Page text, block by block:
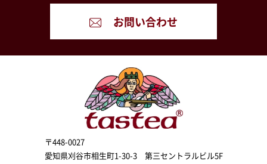
お問い合わせ
〒448-0027
愛知県刈谷市相生町1-30-3 第三セントラルビル5F